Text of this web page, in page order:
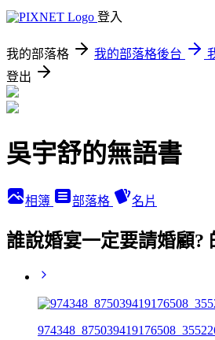
登入
我的部落格 我的部落格後台
登出
吳宇舒的無語書
相簿 部落格 名片
誰說婚宴一定要請婚顧?